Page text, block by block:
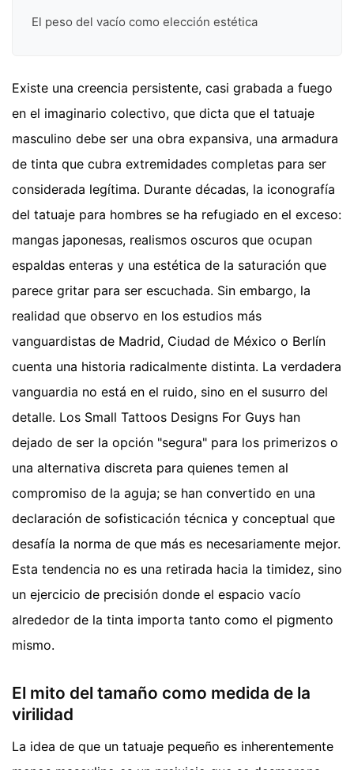
El peso del vacío como elección estética
Existe una creencia persistente, casi grabada a fuego
en el imaginario colectivo, que dicta que el tatuaje
masculino debe ser una obra expansiva, una armadura
de tinta que cubra extremidades completas para ser
considerada legítima. Durante décadas, la iconografía
del tatuaje para hombres se ha refugiado en el exceso:
mangas japonesas, realismos oscuros que ocupan
espaldas enteras y una estética de la saturación que
parece gritar para ser escuchada. Sin embargo, la
realidad que observo en los estudios más
vanguardistas de Madrid, Ciudad de México o Berlín
cuenta una historia radicalmente distinta. La verdadera
vanguardia no está en el ruido, sino en el susurro del
detalle. Los Small Tattoos Designs For Guys han
dejado de ser la opción "segura" para los primerizos o
una alternativa discreta para quienes temen al
compromiso de la aguja; se han convertido en una
declaración de sofisticación técnica y conceptual que
desafía la norma de que más es necesariamente mejor.
Esta tendencia no es una retirada hacia la timidez, sino
un ejercicio de precisión donde el espacio vacío
alrededor de la tinta importa tanto como el pigmento
mismo.
El mito del tamaño como medida de la
virilidad
La idea de que un tatuaje pequeño es inherentemente